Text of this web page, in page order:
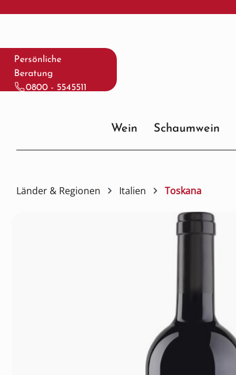
Hauptinhalt springen
Zur Suche springen
Zur Hauptnavigation springen
Persönliche
Beratung
0800 - 5545511
Wein Schaumwein
Länder & Regionen Italien Toskana